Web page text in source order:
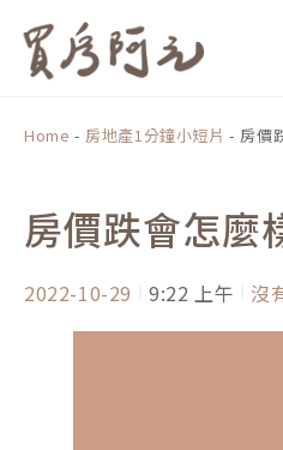
Home - 房地產1分鐘小短片 -房價
房價跌會怎麼
2022-10-29 9:22 上午 沒